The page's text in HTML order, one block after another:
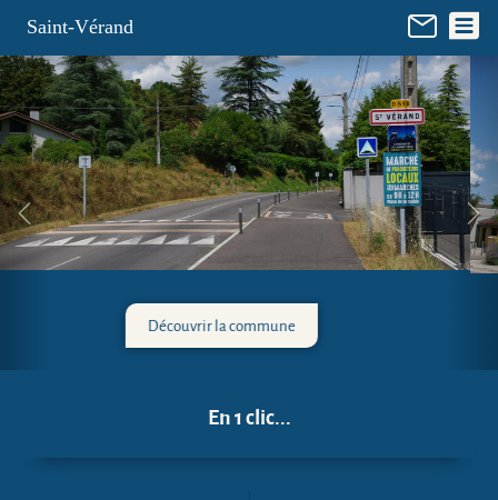
Saint-Vérand
La mairie
En 1 clic...